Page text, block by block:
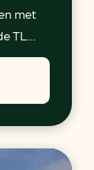
met
TL...